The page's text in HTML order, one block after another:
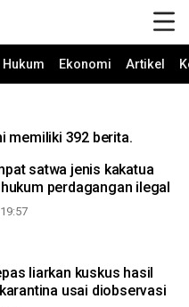
Hukum Ekonomi Artikel
memiliki 392 berita.
satwa jenis kakatua
perdagangan ilegal
liarkan kuskus hasil
usai diobservasi